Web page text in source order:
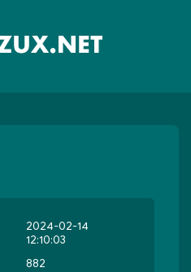
2024-02-14
12:10:03
882